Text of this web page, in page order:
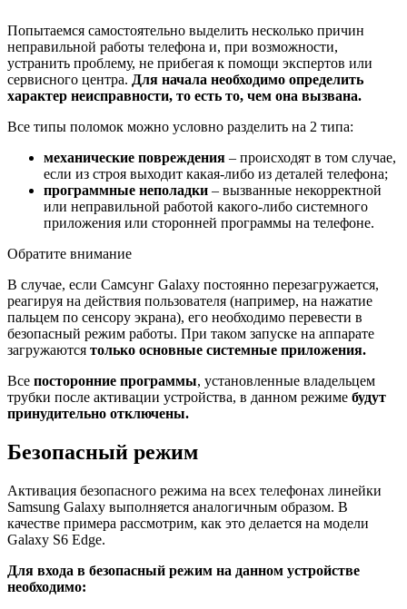
Попытаемся самостоятельно выделить несколько причин
неправильной работы телефона и, при возможности,
устранить проблему, не прибегая к помощи экспертов или
сервисного центра. Для начала необходимо определить
характер неисправности, то есть то, чем она вызвана.
Все типы поломок можно условно разделить на 2 типа:
механические повреждения – происходят в том случае,
если из строя выходит какая-либо из деталей телефона;
программные неполадки – вызванные некорректной
или неправильной работой какого-либо системного
приложения или сторонней программы на телефоне.
Обратите внимание
В случае, если Самсунг Galaxy постоянно перезагружается,
реагируя на действия пользователя (например, на нажатие
пальцем по сенсору экрана), его необходимо перевести в
безопасный режим работы. При таком запуске на аппарате
загружаются только основные системные приложения.
Все посторонние программы, установленные владельцем
трубки после активации устройства, в данном режиме будут
принудительно отключены.
Безопасный режим
Активация безопасного режима на всех телефонах линейки
Samsung Galaxy выполняется аналогичным образом. В
качестве примера рассмотрим, как это делается на модели
Galaxy S6 Edge.
Для входа в безопасный режим на данном устройстве
необходимо: